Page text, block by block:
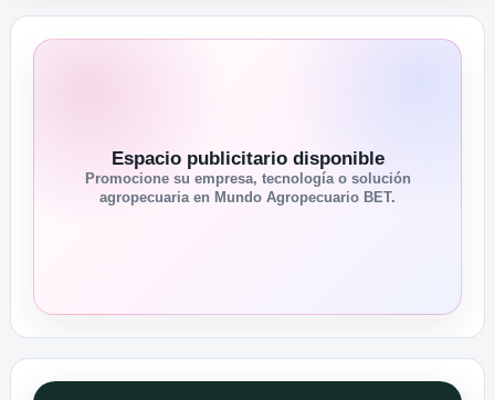
Espacio publicitario disponible
Promocione su empresa, tecnología o solución
agropecuaria en Mundo Agropecuario BET.